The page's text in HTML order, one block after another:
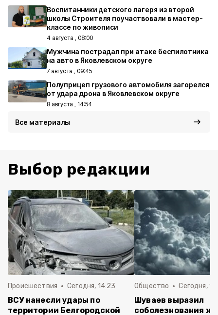
Воспитанники детского лагеря из второй
школы Строителя поучаствовали в мастер-
классе по живописи
4 августа , 08:00
Мужчина пострадал при атаке беспилотника
на авто в Яковлевском округе
7 августа , 09:45
Полуприцеп грузового автомобиля загорелся
от удара дрона в Яковлевском округе
8 августа , 14:54
Все материалы
Выбор редакции
Происшествия Сегодня, 14:23
ВСУ нанесли удары по
территории Белгородской
Общество Сегодня,
Шуваев выразил
соболезнования